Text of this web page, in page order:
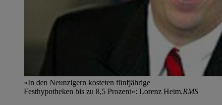
«In den Neunzigern kosteten fünfjährige
Festhypotheken bis zu 8,5 Prozent»: Lorenz Heim.RMS